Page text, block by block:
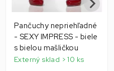
Pančuchy nepriehľadné
- SEXY IMPRESS - biele
s bielou mašličkou
Externý sklad > 10 ks